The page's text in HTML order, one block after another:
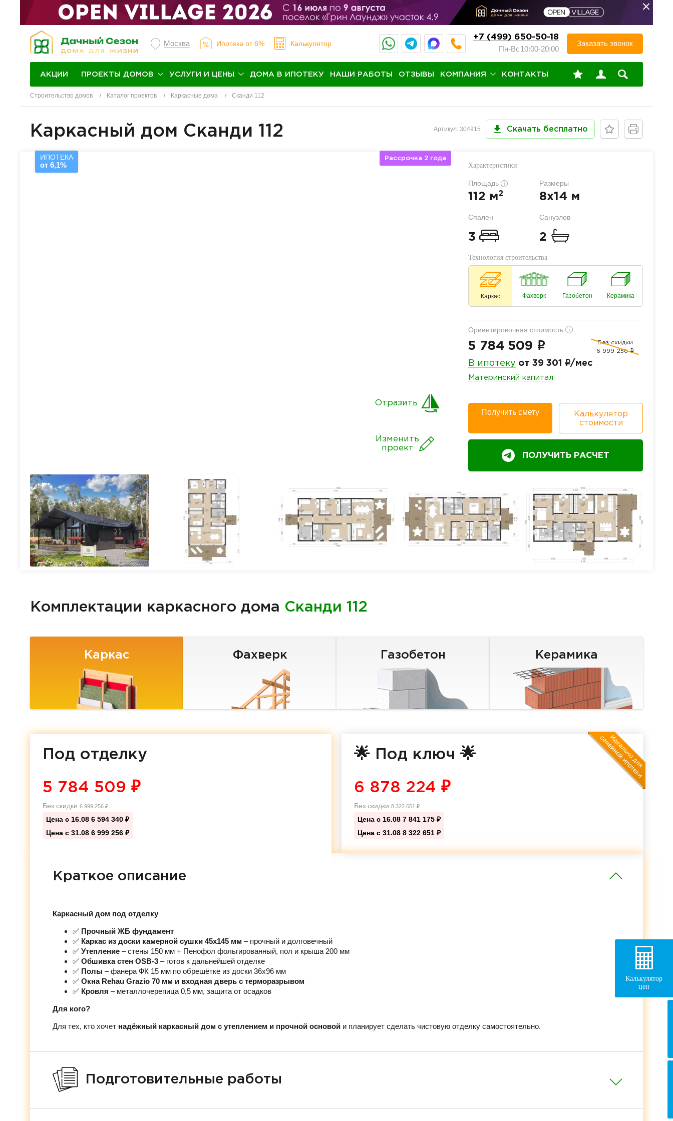
Москва Ипотека от 6% Калькулятор
+7 (499) 650-50-18
Пн-Вс10:00-20:00
Заказать звонок
АКЦИИ ПРОЕКТЫ ДОМОВ УСЛУГИ И ЦЕНЫ ДОМА В ИПОТЕКУ НАШИ РАБОТЫ ОТЗЫВЫ КОМПАНИЯ КОНТАКТЫ
Строительство домов Каталог проектов Каркасные дома Сканди 112
Каркасный дом Сканди 112 Артикул: 304915 Скачать бесплатно
ИПОТЕКА
от 6,1%
Рассрочка 2 года
Изменить
проект
Отразить
Характеристики
Площадь i
112 м2
Размеры
8x14 м
Спален
3
Санузлов
2
Технология строительства
Каркас Фахверк Газобетон Керамика
Ориентировочная стоимость i
5 784 509 i
Без скидки
6 999 256 i
В ипотеку от 39 301 i/мес
Материнский капитал
Получить смету
Калькулятор
стоимости
ПОЛУЧИТЬ РАСЧЕТ
Комплектации каркасного дома Сканди 112
Каркас Фахверк Газобетон Керамика
Под отделку
5 784 509 ₽
Без скидки 6 999 256₽
Цена с 16.08 6 594 340 ₽
Цена с 31.08 6 999 256 ₽
🌟 Под ключ 🌟
6 878 224 ₽
Без скидки 8 322 651₽
Цена с 16.08 7 841 175 ₽
Цена с 31.08 8 322 651 ₽
Краткое описание
Каркасный дом под отделку
✅ Прочный ЖБ фундамент
✅ Каркас из доски камерной сушки 45х145 мм – прочный и долговечный
✅ Утепление – стены 150 мм + Пенофол фольгированный, пол и крыша 200 мм
✅ Обшивка стен OSB-3 – готов к дальнейшей отделке
✅ Полы – фанера ФК 15 мм по обрешётке из доски 36х96 мм
✅ Окна Rehau Grazio 70 мм и входная дверь с терморазрывом
✅ Кровля – металлочерепица 0,5 мм, защита от осадков
Для кого?
Для тех, кто хочет надёжный каркасный дом с утеплением и прочной основой и планирует сделать чистовую отделку самостоятельно.
Подготовительные работы
Калькулятор
цен